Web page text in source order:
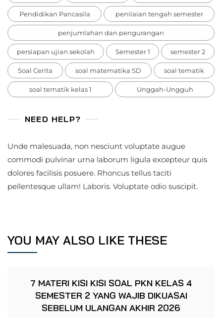
Pendidikan Pancasila penilaian tengah semester
penjumlahan dan pengurangan
persiapan ujian sekolah Semester 1 semester 2
Soal Cerita soal matematika SD soal tematik
soal tematik kelas 1 Unggah-Ungguh
NEED HELP?
Unde malesuada, non nesciunt voluptate augue
commodi pulvinar urna laborum ligula excepteur quis
dolores facilisis posuere. Rhoncus tellus taciti
pellentesque ullam! Laboris. Voluptate odio suscipit.
YOU MAY ALSO LIKE THESE
7 MATERI KISI KISI SOAL PKN KELAS 4
SEMESTER 2 YANG WAJIB DIKUASAI
SEBELUM ULANGAN AKHIR 2026